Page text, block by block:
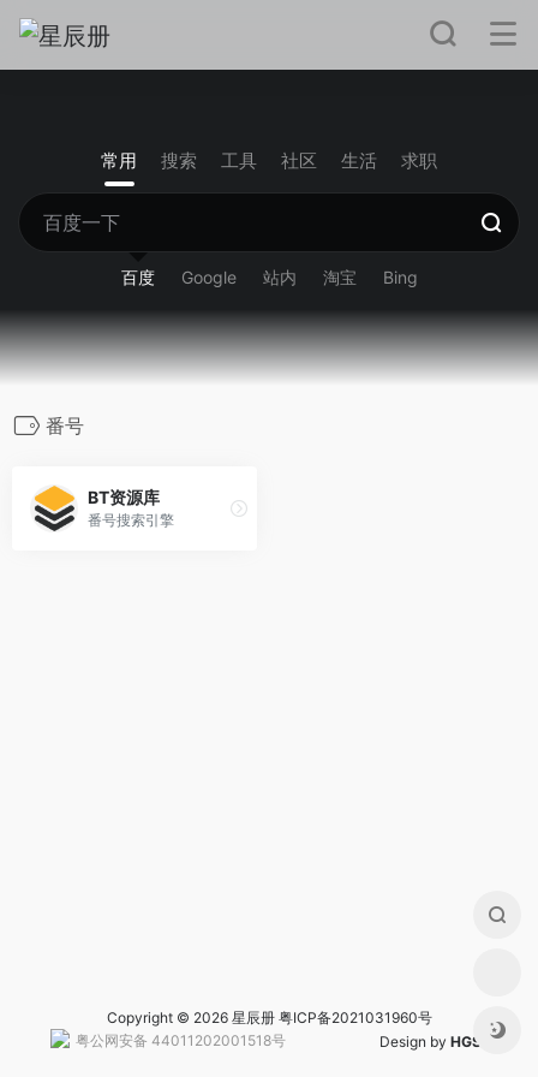
常用 搜索 工具 社区 生活 求职
百度 Google 站内 淘宝 Bing
番号
BT资源库
番号搜索引擎
Copyright © 2026 星辰册 粤ICP备2021031960号
粤公网安备 44011202001518号Design by HGS